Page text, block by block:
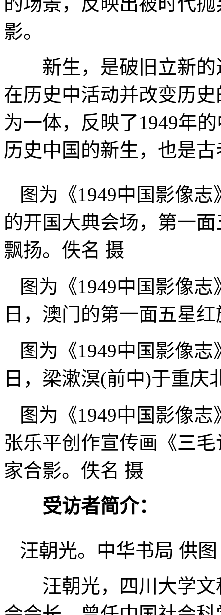
影。
新生，是破旧立新的
在历史中活动并改变历
为一体，反映了1949年
历史中国的新生，也是
图为《1949中国影像
的开国大典会场，第一
飘扬。佚名 摄
图为《1949中国影像
日，澳门的第一面五星
图为《1949中国影像
日，梁漱溟(前中)于重庆
图为《1949中国影像
张乐平创作宣传画《三
家合影。佚名 摄
受访者简介：
汪朝光。中华书局 供图
汪朝光，四川大学